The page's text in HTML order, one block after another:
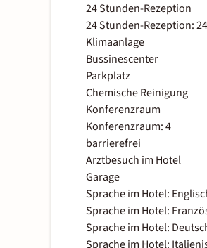
24 Stunden-Rezeption
24 Stunden-Rezeption:
Klimaanlage
Bussinescenter
Parkplatz
Chemische Reinigung
Konferenzraum
Konferenzraum: 4
barrierefrei
Arztbesuch im Hotel
Garage
Sprache im Hotel:
Sprache im Hotel:
Sprache im Hotel:
Sprache im Hotel: